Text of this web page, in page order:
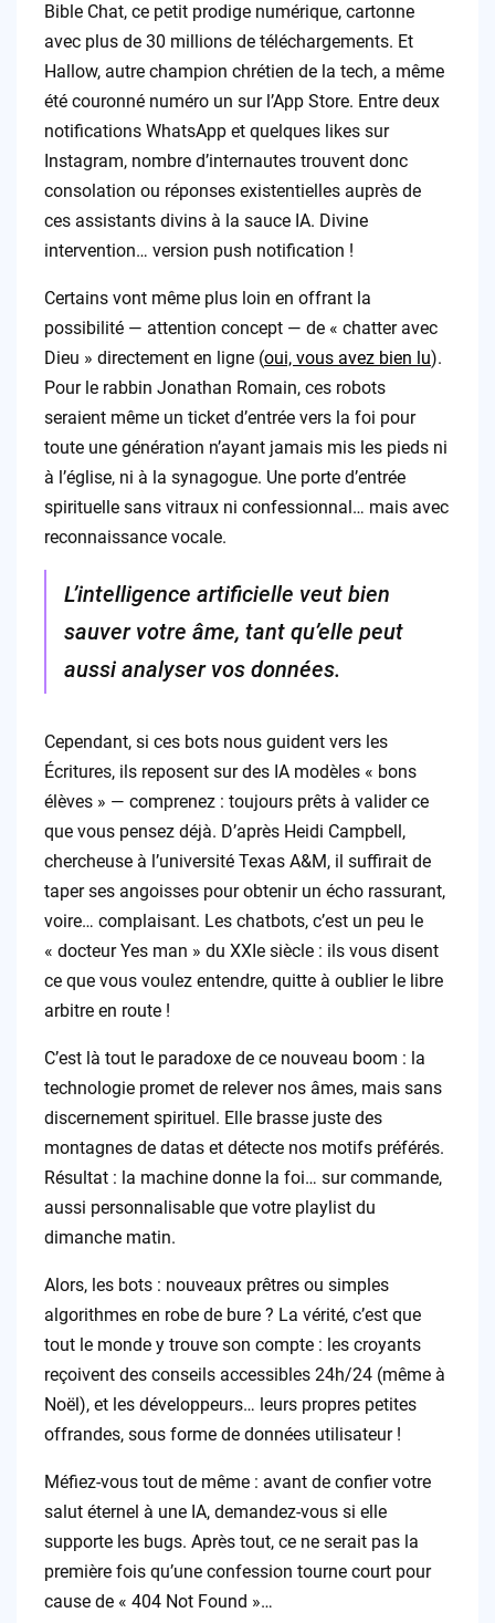
Bible Chat, ce petit prodige numérique, cartonne
avec plus de 30 millions de téléchargements. Et
Hallow, autre champion chrétien de la tech, a même
été couronné numéro un sur l’App Store. Entre deux
notifications WhatsApp et quelques likes sur
Instagram, nombre d’internautes trouvent donc
consolation ou réponses existentielles auprès de
ces assistants divins à la sauce IA. Divine
intervention… version push notification !
Certains vont même plus loin en offrant la
possibilité — attention concept — de « chatter avec
Dieu » directement en ligne (oui, vous avez bien lu).
Pour le rabbin Jonathan Romain, ces robots
seraient même un ticket d’entrée vers la foi pour
toute une génération n’ayant jamais mis les pieds ni
à l’église, ni à la synagogue. Une porte d’entrée
spirituelle sans vitraux ni confessionnal… mais avec
reconnaissance vocale.
L’intelligence artificielle veut bien
sauver votre âme, tant qu’elle peut
aussi analyser vos données.
Cependant, si ces bots nous guident vers les
Écritures, ils reposent sur des IA modèles « bons
élèves » — comprenez : toujours prêts à valider ce
que vous pensez déjà. D’après Heidi Campbell,
chercheuse à l’université Texas A&M, il suffirait de
taper ses angoisses pour obtenir un écho rassurant,
voire… complaisant. Les chatbots, c’est un peu le
« docteur Yes man » du XXIe siècle : ils vous disent
ce que vous voulez entendre, quitte à oublier le libre
arbitre en route !
C’est là tout le paradoxe de ce nouveau boom : la
technologie promet de relever nos âmes, mais sans
discernement spirituel. Elle brasse juste des
montagnes de datas et détecte nos motifs préférés.
Résultat : la machine donne la foi… sur commande,
aussi personnalisable que votre playlist du
dimanche matin.
Alors, les bots : nouveaux prêtres ou simples
algorithmes en robe de bure ? La vérité, c’est que
tout le monde y trouve son compte : les croyants
reçoivent des conseils accessibles 24h/24 (même à
Noël), et les développeurs… leurs propres petites
offrandes, sous forme de données utilisateur !
Méfiez-vous tout de même : avant de confier votre
salut éternel à une IA, demandez-vous si elle
supporte les bugs. Après tout, ce ne serait pas la
première fois qu’une confession tourne court pour
cause de « 404 Not Found »…